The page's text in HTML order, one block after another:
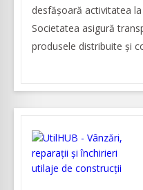
desfășoară activitatea
Societatea asigură
produsele distribuite și